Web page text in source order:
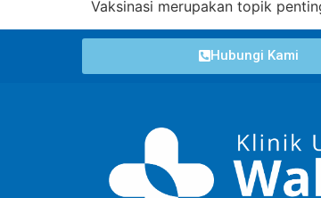
Vaksinasi merupakan topik
Hubungi Kami